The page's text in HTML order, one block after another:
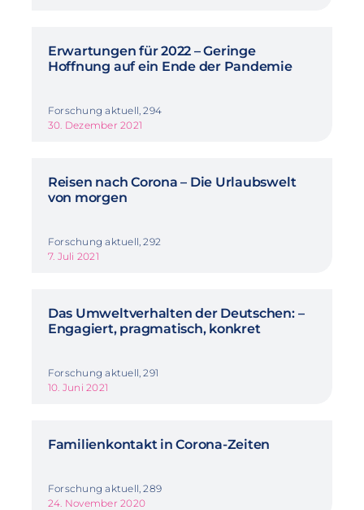
Erwartungen für 2022 – Geringe
Hoffnung auf ein Ende der Pandemie
Forschung aktuell, 294
30. Dezember 2021
Reisen nach Corona – Die Urlaubswelt
von morgen
Forschung aktuell, 292
7. Juli 2021
Das Umweltverhalten der Deutschen: –
Engagiert, pragmatisch, konkret
Forschung aktuell, 291
10. Juni 2021
Familienkontakt in Corona-Zeiten
Forschung aktuell, 289
24. November 2020